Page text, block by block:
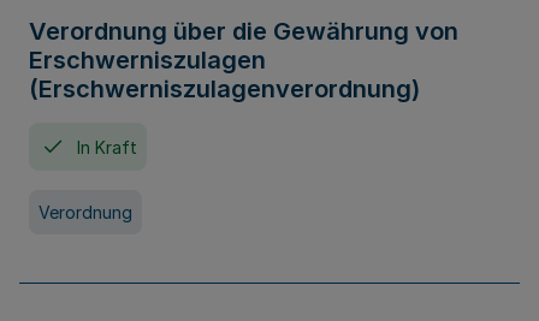
Verordnung über die Gewährung von
Erschwerniszulagen
(Erschwerniszulagenverordnung)
In Kraft
Verordnung